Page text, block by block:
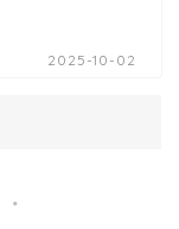
2025-10-02